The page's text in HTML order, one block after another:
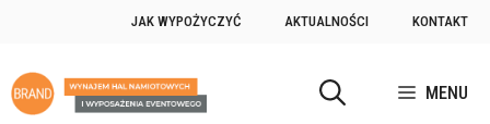
JAK WYPOŻYCZYĆ AKTUALNOŚCI KONTAKT
MENU